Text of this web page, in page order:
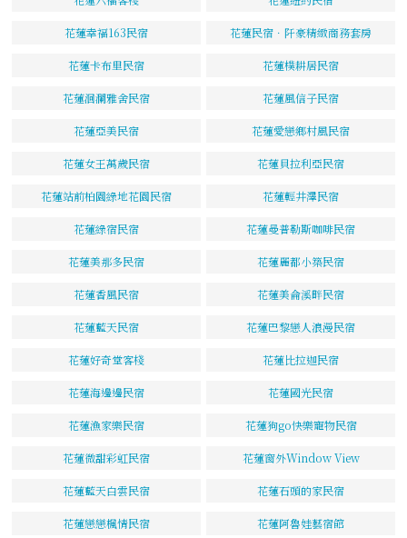
花蓮幸福163民宿 花蓮民宿．阡豪精緻商務套房
花蓮卡布里民宿 花蓮樸耕居民宿
花蓮洄瀾雅舍民宿 花蓮風信子民宿
花蓮亞美民宿 花蓮愛戀鄉村風民宿
花蓮女王萬歲民宿 花蓮貝拉利亞民宿
花蓮站前柏園綠地花園民宿 花蓮輕井澤民宿
花蓮綠宿民宿 花蓮曼普勒斯咖啡民宿
花蓮美那多民宿 花蓮麗都小築民宿
花蓮香風民宿 花蓮美侖溪畔民宿
花蓮藍天民宿 花蓮巴黎戀人浪漫民宿
花蓮好奇堂客棧 花蓮比拉迦民宿
花蓮海邊邊民宿 花蓮國光民宿
花蓮漁家樂民宿 花蓮狗go快樂寵物民宿
花蓮微甜彩虹民宿 花蓮窗外Window View
花蓮藍天白雲民宿 花蓮石頭的家民宿
花蓮戀戀楓情民宿 花蓮阿魯娃藝宿館